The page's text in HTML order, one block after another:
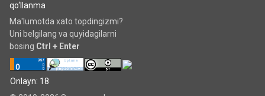
qo‘llanma
Ma'lumotda xato topdingizmi?
Uni belgilang va quyidagilarni
bosing Ctrl + Enter
Onlayn: 18